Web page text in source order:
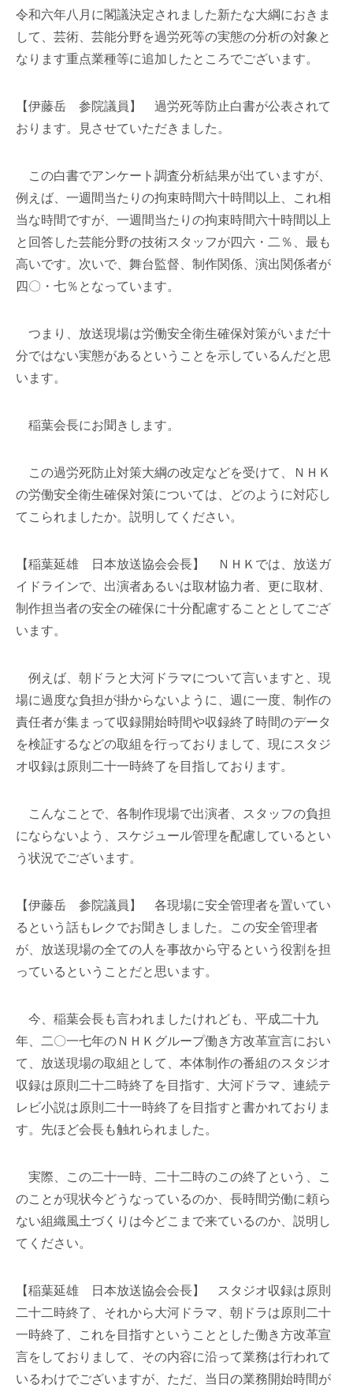
令和六年八月に閣議決定されました新たな大綱におきま
して、芸術、芸能分野を過労死等の実態の分析の対象と
なります重点業種等に追加したところでございます。
【伊藤岳 参院議員】 過労死等防止白書が公表されて
おります。見させていただきました。
この白書でアンケート調査分析結果が出ていますが、
例えば、一週間当たりの拘束時間六十時間以上、これ相
当な時間ですが、一週間当たりの拘束時間六十時間以上
と回答した芸能分野の技術スタッフが四六・二％、最も
高いです。次いで、舞台監督、制作関係、演出関係者が
四〇・七％となっています。
つまり、放送現場は労働安全衛生確保対策がいまだ十
分ではない実態があるということを示しているんだと思
います。
稲葉会長にお聞きします。
この過労死防止対策大綱の改定などを受けて、ＮＨＫ
の労働安全衛生確保対策については、どのように対応し
てこられましたか。説明してください。
【稲葉延雄 日本放送協会会長】 ＮＨＫでは、放送ガ
イドラインで、出演者あるいは取材協力者、更に取材、
制作担当者の安全の確保に十分配慮することとしてござ
います。
例えば、朝ドラと大河ドラマについて言いますと、現
場に過度な負担が掛からないように、週に一度、制作の
責任者が集まって収録開始時間や収録終了時間のデータ
を検証するなどの取組を行っておりまして、現にスタジ
オ収録は原則二十一時終了を目指しております。
こんなことで、各制作現場で出演者、スタッフの負担
にならないよう、スケジュール管理を配慮しているとい
う状況でございます。
【伊藤岳 参院議員】 各現場に安全管理者を置いてい
るという話もレクでお聞きしました。この安全管理者
が、放送現場の全ての人を事故から守るという役割を担
っているということだと思います。
今、稲葉会長も言われましたけれども、平成二十九
年、二〇一七年のＮＨＫグループ働き方改革宣言におい
て、放送現場の取組として、本体制作の番組のスタジオ
収録は原則二十二時終了を目指す、大河ドラマ、連続テ
レビ小説は原則二十一時終了を目指すと書かれておりま
す。先ほど会長も触れられました。
実際、この二十一時、二十二時のこの終了という、こ
のことが現状今どうなっているのか、長時間労働に頼ら
ない組織風土づくりは今どこまで来ているのか、説明し
てください。
【稲葉延雄 日本放送協会会長】 スタジオ収録は原則
二十二時終了、それから大河ドラマ、朝ドラは原則二十
一時終了、これを目指すということとした働き方改革宣
言をしておりまして、その内容に沿って業務は行われて
いるわけでございますが、ただ、当日の業務開始時間が